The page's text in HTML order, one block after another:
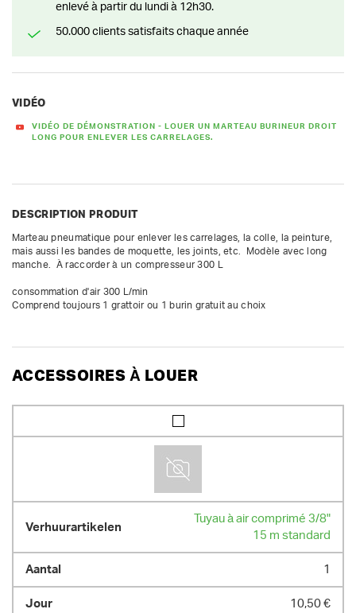
enlevé à partir du lundi à 12h30.
50.000 clients satisfaits chaque année
VIDÉO
VIDÉO DE DÉMONSTRATION - LOUER UN MARTEAU BURINEUR DROIT
LONG POUR ENLEVER LES CARRELAGES.
DESCRIPTION PRODUIT
Marteau pneumatique pour enlever les carrelages, la colle, la peinture,
mais aussi les bandes de moquette, les joints, etc.  Modèle avec long
manche.  À raccorder à un compresseur 300 L
consommation d'air 300 L/min
Comprend toujours 1 grattoir ou 1 burin gratuit au choix
ACCESSOIRES À LOUER
Tuyau à air comprimé 3/8"
15 m standard
1
10,50 €